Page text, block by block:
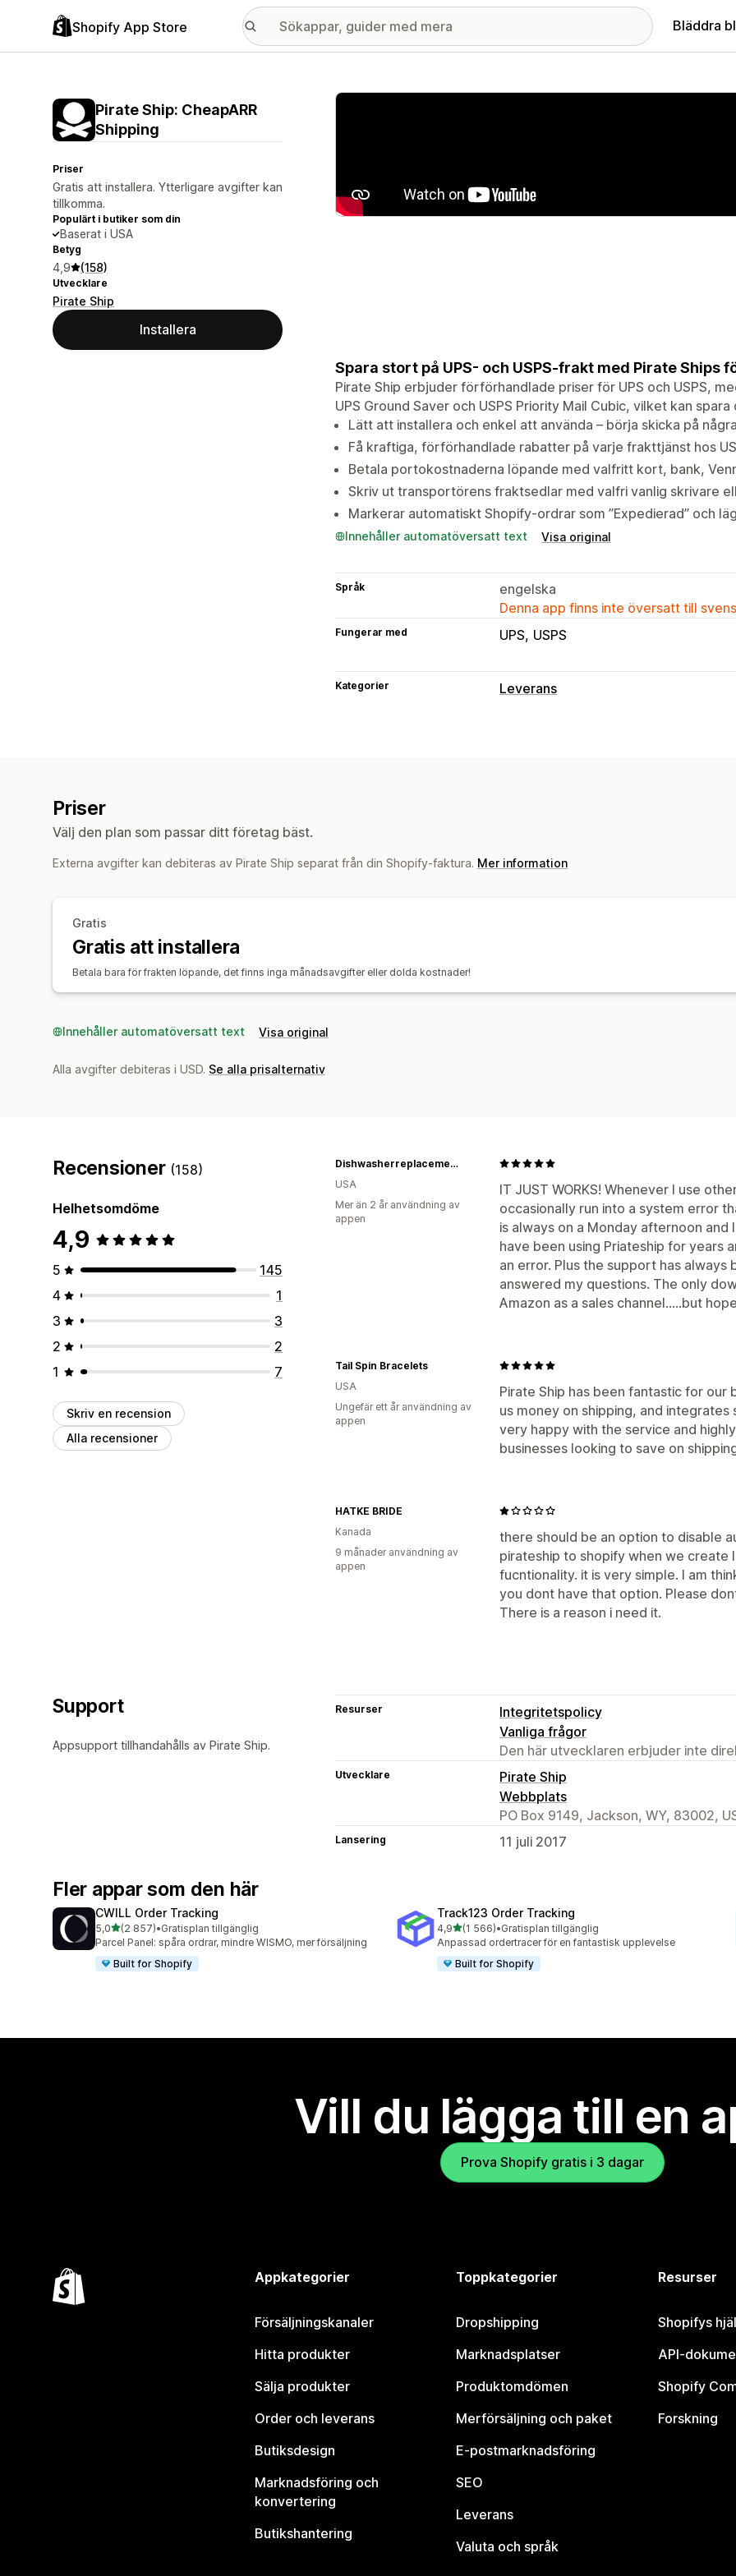
Shopify App Store Bläddra
Pirate Ship: CheapARR
Shipping
Priser
Gratis att installera. Ytterligare avgifter kan
tillkomma.
Populärt i butiker som din
Baserat i USA
Betyg
4,9 (158)
Utvecklare
Pirate Ship
Installera
Galleri med utvalda bilder
Spara stort på UPS- och USPS-frakt med Pirate Ships
Pirate Ship erbjuder förförhandlade priser för UPS och USPS,
UPS Ground Saver och USPS Priority Mail Cubic, vilket kan
Lätt att installera och enkel att använda – börja skicka på
Få kraftiga, förförhandlade rabatter på varje frakttjänst hos
Betala portokostnaderna löpande med valfritt kort, bank,
Skriv ut transportörens fraktsedlar med valfri vanlig skrivare
Markerar automatiskt Shopify-ordrar som ”Expedierad” och
Innehåller automatöversatt text Visa original
Språk
engelska
Denna app finns inte översatt till
Fungerar med UPS USPS
Kategorier Leverans
Orderuppdateringar
Priser
Välj den plan som passar ditt företag bäst.
Externa avgifter kan debiteras av Pirate Ship separat från din Shopify-faktura. Mer information
Gratis
Gratis att installera
Betala bara för frakten löpande, det finns inga månadsavgifter eller dolda kostnader!
Innehåller automatöversatt text Visa original
Alla avgifter debiteras i USD. Se alla prisalternativ
Recensioner (158)
Helhetsomdöme
4,9
5
145
4
1
3
3
2
2
1
7
Skriv en recension
Alla recensioner
IT JUST WORKS! Whenever I use
occasionally run into a system error
is always on a Monday afternoon
have been using Priateship for years
an error. Plus the support has
answered my questions. The only
Amazon as a sales channel.....but
Dishwasherreplacementparts
USA
Mer än 2 år användning av
appen
Pirate Ship has been fantastic for our
us money on shipping, and
very happy with the service and
businesses looking to save on
Tail Spin Bracelets
USA
Ungefär ett år användning av
appen
there should be an option to disable
pirateship to shopify when we create
fucntionality. it is very simple. I am
you dont have that option. Please
There is a reason i need it.
HATKE BRIDE
Kanada
9 månader användning av
appen
Support
Appsupport tillhandahålls av Pirate Ship.
Resurser
Integritetspolicy
Vanliga frågor
Den här utvecklaren erbjuder inte
Utvecklare
Pirate Ship
Webbplats
PO Box 9149, Jackson, WY, 83002,
Lansering 11 juli 2017
Fler appar som den här
CWILL Order Tracking
5,0av 5 stjärnor
(2 857)
2857 recensioner totalt
•Gratisplan tillgänglig
Parcel Panel: spåra ordrar, mindre WISMO, mer försäljning
Built for Shopify
Track123 Order Tracking
4,9av 5 stjärnor
(1 566)
1566 recensioner totalt
•Gratisplan tillgänglig
Anpassad ordertracer för en fantastisk upplevelse
Built for Shopify
Vill du lägga till en
Prova Shopify gratis i 3 dagar
Appkategorier
Försäljningskanaler
Hitta produkter
Sälja produkter
Order och leverans
Butiksdesign
Marknadsföring och
konvertering
Butikshantering
Toppkategorier
Dropshipping
Marknadsplatser
Produktomdömen
Merförsäljning och paket
E-postmarknadsföring
SEO
Leverans
Valuta och språk
Resurser
Shopifys
API-
Shopify
Forskning